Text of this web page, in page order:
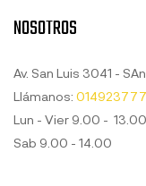
NOSOTROS
Av. San Luis 3041 -
Llámanos: 014923777
Lun - Vier 9.00 -
Sab 9.00 - 14.00